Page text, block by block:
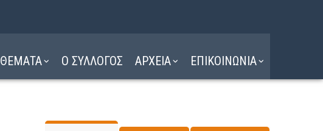
ΘΕΜΑΤΑ Ο ΣΥΛΛΟΓΟΣ ΑΡΧΕΙΑ ΕΠΙΚΟΙΝΩΝΙΑ